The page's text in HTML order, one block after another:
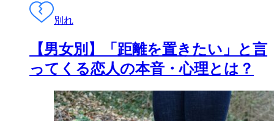
別れ
【男女別】「距離を置きたい」と言
ってくる恋人の本音・心理とは？